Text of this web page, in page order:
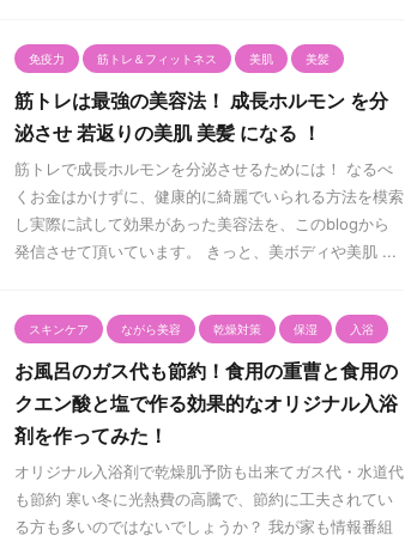
免疫力 筋トレ＆フィットネス 美肌 美髪
筋トレは最強の美容法！ 成長ホルモン を分
泌させ 若返りの美肌 美髪 になる ！
筋トレで成長ホルモンを分泌させるためには！ なるべ
くお金はかけずに、健康的に綺麗でいられる方法を模索
し実際に試して効果があった美容法を、このblogから
発信させて頂いています。 きっと、美ボディや美肌 ...
スキンケア ながら美容 乾燥対策 保湿 入浴
お風呂のガス代も節約！食用の重曹と食用の
クエン酸と塩で作る効果的なオリジナル入浴
剤を作ってみた！
オリジナル入浴剤で乾燥肌予防も出来てガス代・水道代
も節約 寒い冬に光熱費の高騰で、節約に工夫されてい
る方も多いのではないでしょうか？ 我が家も情報番組